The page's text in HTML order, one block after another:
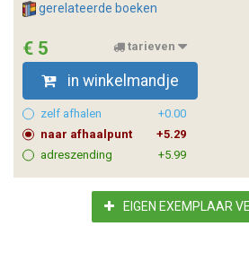
gerelateerde boeken
€ 5 tarieven
in winkelmandje
zelf afhalen
+0.00
naar afhaalpunt
+5.29
adreszending
+5.99
EIGEN EXEMPLAAR